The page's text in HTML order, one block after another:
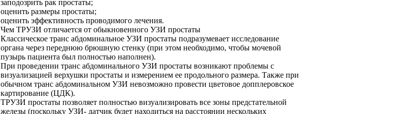
заподозрить рак простаты;
оценить размеры простаты;
оценить эффективность проводимого лечения.
Чем ТРУЗИ отличается от обыкновенного УЗИ простаты
Классическое транс абдоминальное УЗИ простаты подразумевает исследование
органа через переднюю брюшную стенку (при этом необходимо, чтобы мочевой
пузырь пациента был полностью наполнен).
При проведении транс абдоминального УЗИ простаты возникают проблемы с
визуализацией верхушки простаты и измерением ее продольного размера. Также при
обычном транс абдоминальном УЗИ невозможно провести цветовое допплеровское
картирование (ЦДК).
ТРУЗИ простаты позволяет полностью визуализировать все зоны предстательной
железы (поскольку УЗИ- датчик будет находиться на расстоянии нескольких